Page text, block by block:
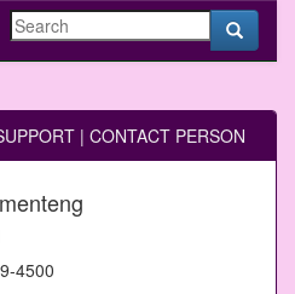
| CONTACT PERSON
4500